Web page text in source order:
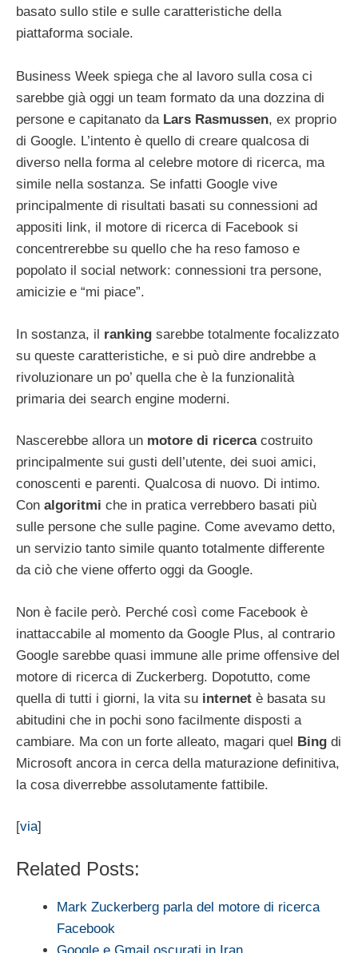
basato sullo stile e sulle caratteristiche della
piattaforma sociale.
Business Week spiega che al lavoro sulla cosa ci
sarebbe già oggi un team formato da una dozzina di
persone e capitanato da Lars Rasmussen, ex proprio
di Google. L’intento è quello di creare qualcosa di
diverso nella forma al celebre motore di ricerca, ma
simile nella sostanza. Se infatti Google vive
principalmente di risultati basati su connessioni ad
appositi link, il motore di ricerca di Facebook si
concentrerebbe su quello che ha reso famoso e
popolato il social network: connessioni tra persone,
amicizie e “mi piace”.
In sostanza, il ranking sarebbe totalmente focalizzato
su queste caratteristiche, e si può dire andrebbe a
rivoluzionare un po’ quella che è la funzionalità
primaria dei search engine moderni.
Nascerebbe allora un motore di ricercacostruito
principalmente sui gusti dell’utente, dei suoi amici,
conoscenti e parenti. Qualcosa di nuovo. Di intimo.
Con algoritmi che in pratica verrebbero basati più
sulle persone che sulle pagine. Come avevamo detto,
un servizio tanto simile quanto totalmente differente
da ciò che viene offerto oggi da Google.
Non è facile però. Perché così come Facebook è
inattaccabile al momento da Google Plus, al contrario
Google sarebbe quasi immune alle prime offensive del
motore di ricerca di Zuckerberg. Dopotutto, come
quella di tutti i giorni, la vita su internet è basata su
abitudini che in pochi sono facilmente disposti a
cambiare. Ma con un forte alleato, magari quel Bing di
Microsoft ancora in cerca della maturazione definitiva,
la cosa diverrebbe assolutamente fattibile.
[via]
Related Posts:
Mark Zuckerberg parla del motore di ricerca
Facebook
Google e Gmail oscurati in Iran